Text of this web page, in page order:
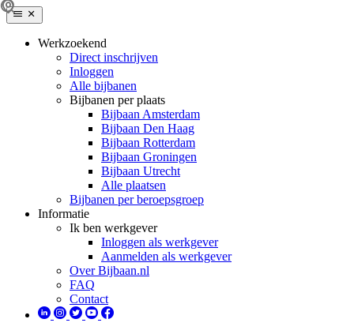
Werkzoekend
Direct inschrijven
Inloggen
Alle bijbanen
Bijbanen per plaats
Bijbaan Amsterdam
Bijbaan Den Haag
Bijbaan Rotterdam
Bijbaan Groningen
Bijbaan Utrecht
Alle plaatsen
Bijbanen per beroepsgroep
Informatie
Ik ben werkgever
Inloggen als werkgever
Aanmelden als werkgever
Over Bijbaan.nl
FAQ
Contact